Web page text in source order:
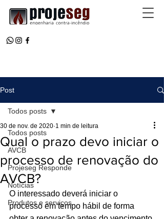
Post
Todos posts
AVCB
Projeseg Responde
Notícias
Produtos e serviços
Todos posts
Qual o prazo devo iniciar o
processo de renovação do
AVCB?
30 de nov. de 2020 1 min de leitura
O interessado deverá iniciar o
processo em tempo hábil de forma